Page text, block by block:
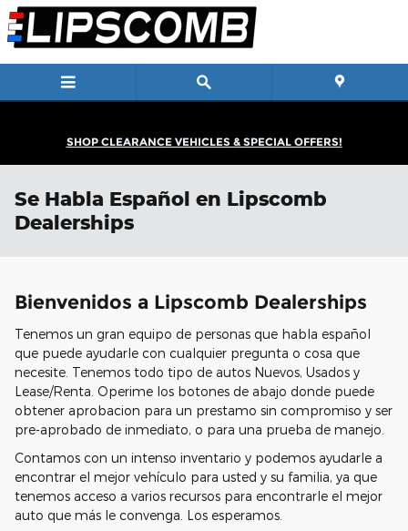
Skip to main content
SHOP CLEARANCE VEHICLES & SPECIAL OFFERS!
Se Habla Español en Lipscomb
Dealerships
Bienvenidos a Lipscomb Dealerships
Tenemos un gran equipo de personas que habla español
que puede ayudarle con cualquier pregunta o cosa que
necesite. Tenemos todo tipo de autos Nuevos, Usados y
Lease/Renta. Operime los botones de abajo donde puede
obtener aprobacion para un prestamo sin compromiso y ser
pre-aprobado de inmediato, o para una prueba de manejo.
Contamos con un intenso inventario y podemos ayudarle a
encontrar el mejor vehículo para usted y su familia, ya que
tenemos acceso a varios recursos para encontrarle el mejor
auto que más le convenga. Los esperamos.